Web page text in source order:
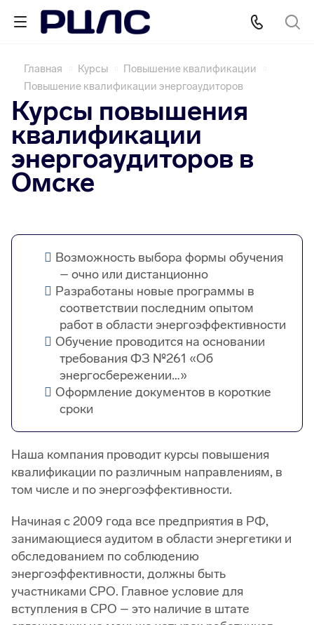
Главная Курсы
Повышение квалификации
Повышение квалификации энергоаудиторов
Курсы повышения
квалификации
энергоаудиторов в
Омске
Возможность выбора формы обучения
– очно или дистанционно
Разработаны новые программы в
соответствии последним опытом
работ в области энергоэффективности
Обучение проводится на основании
требования ФЗ №261 «Об
энергосбережении…»
Оформление документов в короткие
сроки
Наша компания проводит курсы повышения
квалификации по различным направлениям, в
том числе и по энергоэффективности.
Начиная с 2009 года все предприятия в РФ,
занимающиеся аудитом в области энергетики и
обследованием по соблюдению
энергоэффективности, должны быть
участниками СРО. Главное условие для
вступления в СРО – это наличие в штате